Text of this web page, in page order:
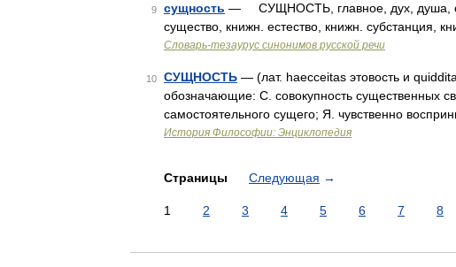
9 сущность — СУЩНОСТЬ, главное, дух, душа,
существо, книжн. естество, книжн. субстанция,
Словарь-тезаурус синонимов русской речи
10 СУЩНОСТЬ — (лат. haecceitas этовость и
обозначающие: С. совокупность существенных
самостоятельного сущего; Я. чувственно
История Философии: Энциклопедия
Страницы Следующая →
1 2 3 4 5 6 7 8